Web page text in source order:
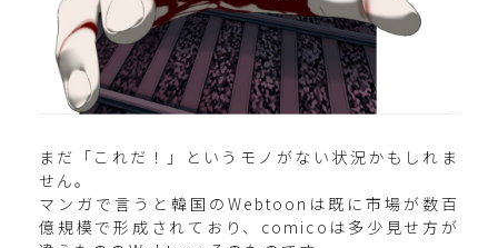
まだ「これだ！」というモノがない状況かもしれま
せん。
マンガで言うと韓国のWebtoonは既に市場が数百
億規模で形成されており、comicoは多少見せ方が